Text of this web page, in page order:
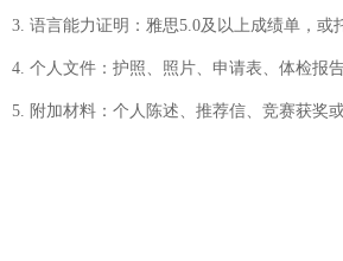
3. 语言能力证明：雅思5.0及以上成绩单，或
4. 个人文件：护照、照片、申请表、体检报
5. 附加材料：个人陈述、推荐信、竞赛获奖